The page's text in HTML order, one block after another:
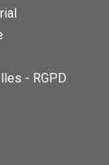
- RGPD